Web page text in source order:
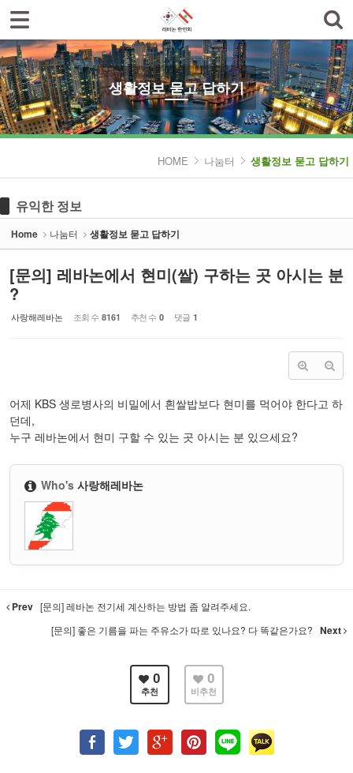
생활정보 묻고 답하기
HOME 나눔터 생활정보 묻고 답하기
유익한 정보
Home 나눔터 생활정보 묻고 답하기
[문의] 레바논에서 현미(쌀) 구하는 곳 아시는 분
?
사랑해레바논 조회 수 8161 추천 수 0 댓글 1
어제 KBS 생로병사의 비밀에서 흰쌀밥보다 현미를 먹어야 한다고 하
던데,
누구 레바논에서 현미 구할 수 있는 곳 아시는 분 있으세요?
Who's사랑해레바논
Prev [문의] 레바논 전기세 계산하는 방법 좀 알려주세요.
[문의] 좋은 기름을 파는 주유소가 따로 있나요? 다 똑같은가요? Next
0
추천
0
비추천
로그인
한인회소개
공지사항
한글학교
- 생활정보 묻고 답하기
- 레바논여행 묻고 답하기
- 이야기마당
갤러리
Sketchbook5, 스케치북5
Sketchbook5, 스케치북5